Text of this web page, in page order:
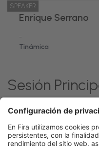
SPEAKER
Enrique Serrano
-
Tinámica
Sesión
Politics, Economy &
Global Trends
lunes
- 14:30h